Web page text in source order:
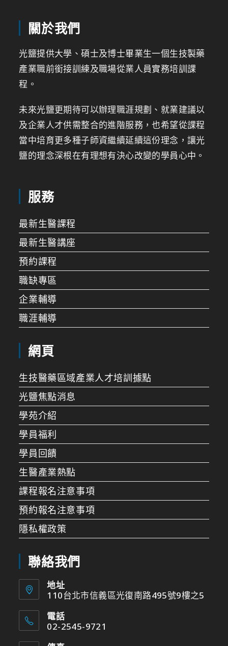
關於我們
光鹽提供大學、碩士及博士畢業生一個生技製藥
產業職前銜接訓練及職場從業人員實務培訓課
程。
未來光鹽更期待可以辦理職涯規劃、就業建議以
及企業人才供需整合的進階服務，也希望從課程
當中培育更多種子師資繼續延續這份理念，讓光
鹽的理念深根在有理想有決心改變的學員心中。
服務
最新生醫課程
最新生醫講座
預約課程
職缺專區
企業輔導
職涯輔導
網頁
生技醫藥區域產業人才培訓據點
光鹽焦點消息
學苑介紹
學員福利
學員回饋
生醫產業熱點
課程報名注意事項
預約報名注意事項
隱私權政策
聯絡我們
地址
110台北市信義區光復南路495號9樓之5
電話
02-2545-9721